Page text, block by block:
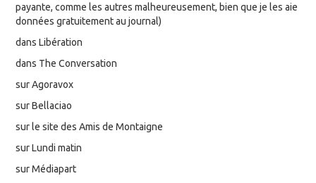
payante, comme les autres malheureusement, bien que je les aie
données gratuitement au journal)
dans Libération
dans The Conversation
sur Agoravox
sur Bellaciao
sur le site des Amis de Montaigne
sur Lundi matin
sur Médiapart